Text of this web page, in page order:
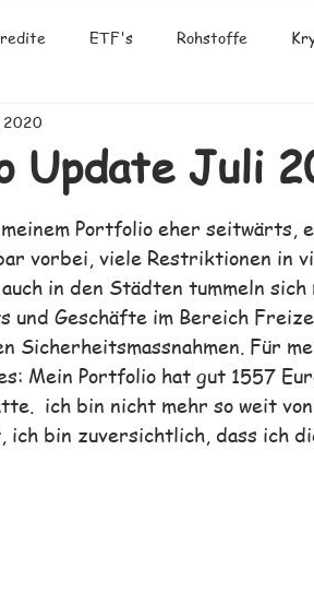
ETF's Rohstoffe
Update Juli
2020
bewertet.
Portfolio eher seitwärts,
vorbei, viele Restriktionen in
in den Städten tummeln
und Geschäfte im Bereich
Sicherheitsmassnahmen. Für
Mein Portfolio hat gut 1557
ich bin nicht mehr so weit
bin zuversichtlich, dass ich